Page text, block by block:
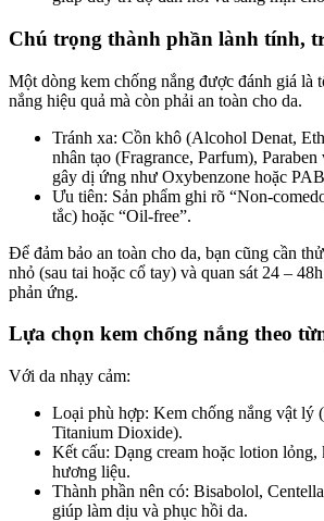
Chú trọng thành phần lành tính,
Một dòng kem chống nắng được đánh giá là
nắng hiệu quả mà còn phải an toàn cho da.
Tránh xa: Cồn khô (Alcohol Denat,
nhân tạo (Fragrance, Parfum), Paraben
gây dị ứng như Oxybenzone hoặc
Ưu tiên: Sản phẩm ghi rõ “Non-
tắc) hoặc “Oil-free”.
Để đảm bảo an toàn cho da, bạn cũng cần
nhỏ (sau tai hoặc cổ tay) và quan sát 24 –
phản ứng.
Lựa chọn kem chống nắng theo
Với da nhạy cảm:
Loại phù hợp: Kem chống nắng vật lý
Titanium Dioxide).
Kết cấu: Dạng cream hoặc lotion
hương liệu.
Thành phần nên có: Bisabolol,
giúp làm dịu và phục hồi da.